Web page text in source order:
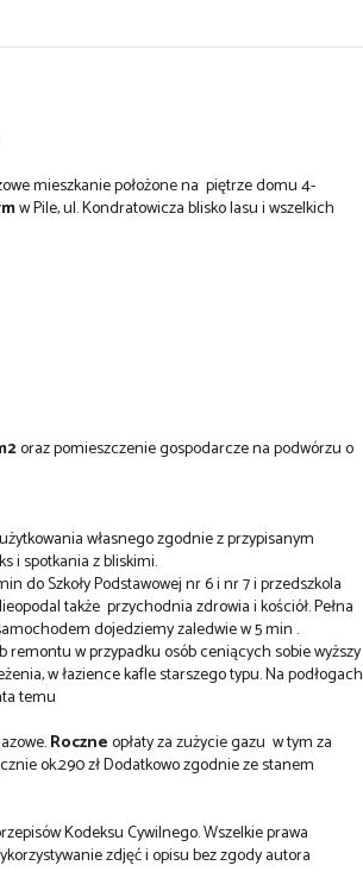
mieszkanie położone na piętrze domu 4-
w Pile, ul. Kondratowicza blisko lasu i wszelkich
oraz pomieszczenie gospodarcze na podwórzu o
własnego zgodnie z przypisanym
i spotkania z bliskimi.
do Szkoły Podstawowej nr 6 i nr 7 i przedszkola
także przychodnia zdrowia i kościół. Pełna
dojedziemy zaledwie w 5 min .
remontu w przypadku osób ceniących sobie wyższy
w łazience kafle starszego typu. Na podłogach
temu
Roczneopłaty za zużycie gazu w tym za
ok.290 zł Dodatkowo zgodnie ze stanem
Kodeksu Cywilnego. Wszelkie prawa
zdjęć i opisu bez zgody autora